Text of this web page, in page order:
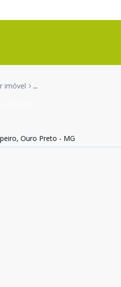
imóvel ...
Ouro Preto - MG